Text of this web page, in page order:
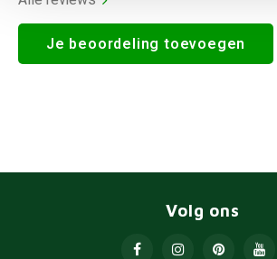
Je beoordeling toevoegen
Volg ons